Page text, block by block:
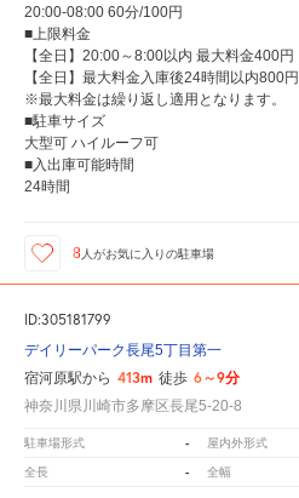
20:00-08:00 60分/100円
■上限料金
【全日】20:00～8:00以内 最大料金400円
【全日】最大料金入庫後24時間以内800円
※最大料金は繰り返し適用となります。
■駐車サイズ
大型可 ハイルーフ可
■入出庫可能時間
24時間
8 人がお気に入りの駐車場
ID:305181799
デイリーパーク長尾5丁目第一
宿河原駅から 413m 徒歩 6～9分
神奈川県川崎市多摩区長尾5-20-8
駐車場形式 - 屋内外形式
全長 - 全幅